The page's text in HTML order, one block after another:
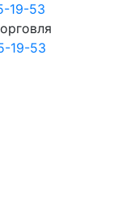
19-53
19-53